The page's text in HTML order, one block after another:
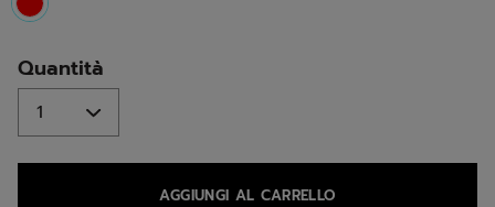
selected
Quantità
AGGIUNGI AL CARRELLO